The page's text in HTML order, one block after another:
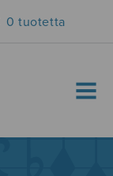
0 tuotetta
MENU